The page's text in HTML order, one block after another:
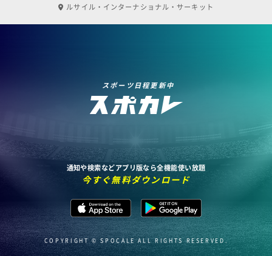
ルサイル・インターナショナル・サーキット
スポーツ日程更新中
通知や検索などアプリ版なら全機能使い放題
今すぐ無料ダウンロード
COPYRIGHT © SPOCALE ALL RIGHTS RESERVED.